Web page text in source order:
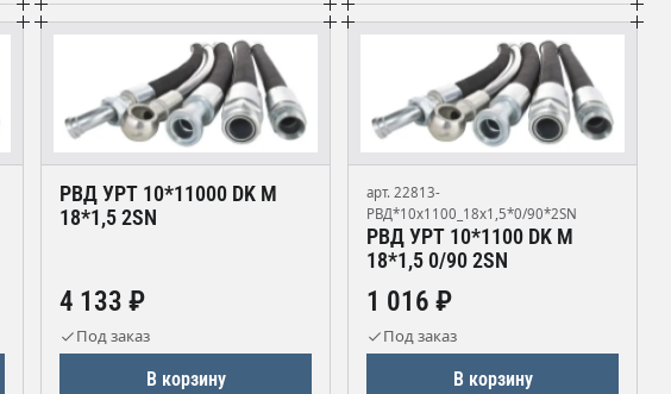
РВД УРТ 10*11000 DK М
18*1,5 2SN
4 133 ₽
Под заказ
В корзину
арт. 22813-
РВД*10х1100_18х1,5*0/90*2SN
РВД УРТ 10*1100 DK М
18*1,5 0/90 2SN
1 016 ₽
Под заказ
В корзину